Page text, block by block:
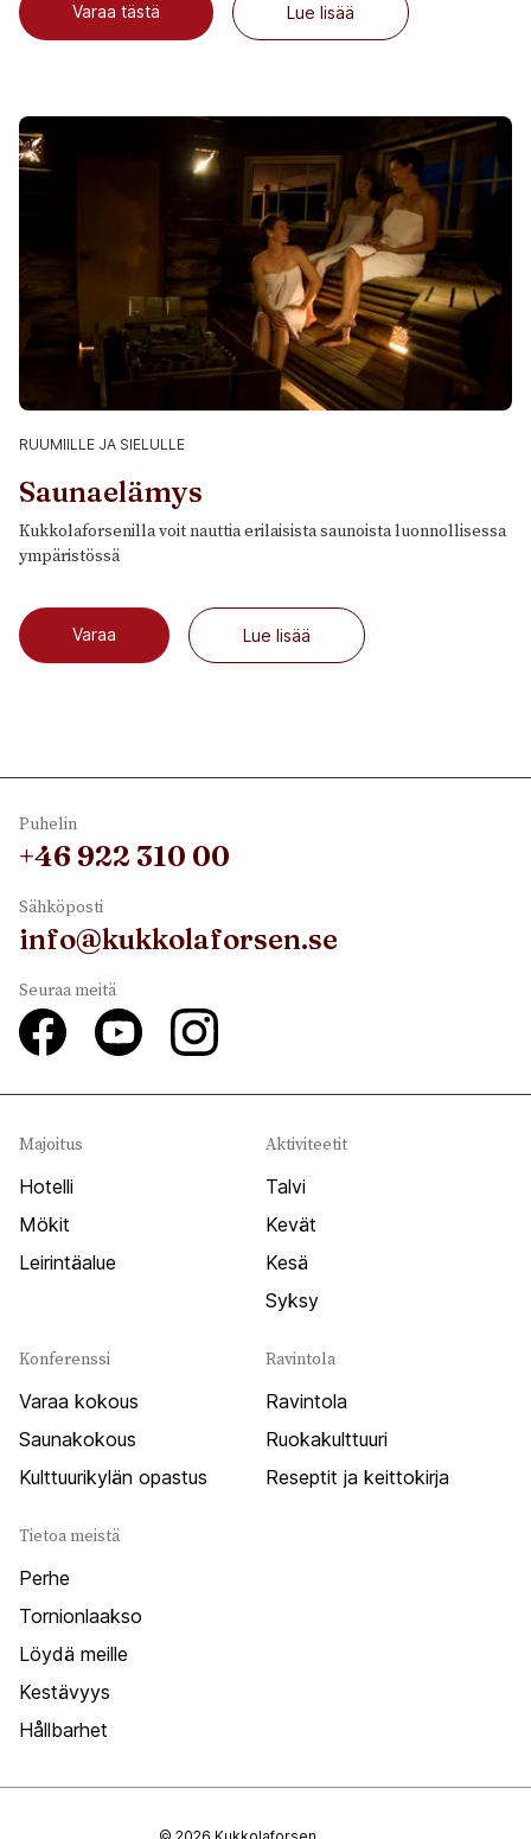
Varaa tästä Lue lisää
RUUMIILLE JA SIELULLE
Saunaelämys
Kukkolaforsenilla voit nauttia erilaisista saunoista luonnollisessa
ympäristössä
Varaa Lue lisää
Puhelin
+46 922 310 00
Sähköposti
info@kukkolaforsen.se
Seuraa meitä
Majoitus
Hotelli
Mökit
Leirintäalue
Aktiviteetit
Talvi
Kevät
Kesä
Syksy
Konferenssi
Varaa kokous
Saunakokous
Kulttuurikylän opastus
Ravintola
Ravintola
Ruokakulttuuri
Reseptit ja keittokirja
Tietoa meistä
Perhe
Tornionlaakso
Löydä meille
Kestävyys
Hållbarhet